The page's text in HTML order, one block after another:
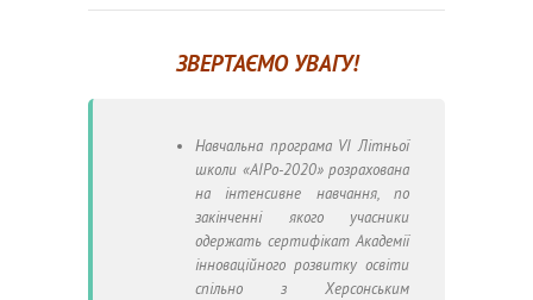
ЗВЕРТАЄМО УВАГУ!
Навчальна програма VІ Літньої
школи «АІРо-2020» розрахована
на інтенсивне навчання, по
закінченні якого учасники
одержать сертифікат Академії
інноваційного розвитку освіти
спільно з Херсонським